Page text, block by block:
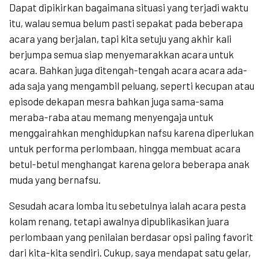
Dapat dipikirkan bagaimana situasi yang terjadi waktu
itu, walau semua belum pasti sepakat pada beberapa
acara yang berjalan, tapi kita setuju yang akhir kali
berjumpa semua siap menyemarakkan acara untuk
acara. Bahkan juga ditengah-tengah acara acara ada-
ada saja yang mengambil peluang, seperti kecupan atau
episode dekapan mesra bahkan juga sama-sama
meraba-raba atau memang menyengaja untuk
menggairahkan menghidupkan nafsu karena diperlukan
untuk performa perlombaan, hingga membuat acara
betul-betul menghangat karena gelora beberapa anak
muda yang bernafsu.
Sesudah acara lomba itu sebetulnya ialah acara pesta
kolam renang, tetapi awalnya dipublikasikan juara
perlombaan yang penilaian berdasar opsi paling favorit
dari kita-kita sendiri. Cukup, saya mendapat satu gelar,